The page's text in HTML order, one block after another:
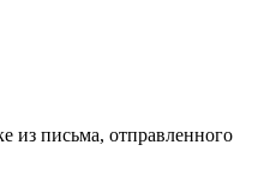
из письма, отправленного